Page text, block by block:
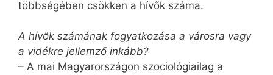
többségében csökken a hívők száma.
A hívők számának fogyatkozása a városra vagy
a vidékre jellemző inkább?
– A mai Magyarországon szociológiailag a